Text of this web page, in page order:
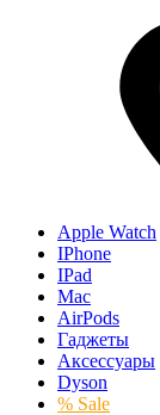
Apple Watch
IPhone
IPad
Mac
AirPods
Гаджеты
Аксессуары
Dyson
% Sale